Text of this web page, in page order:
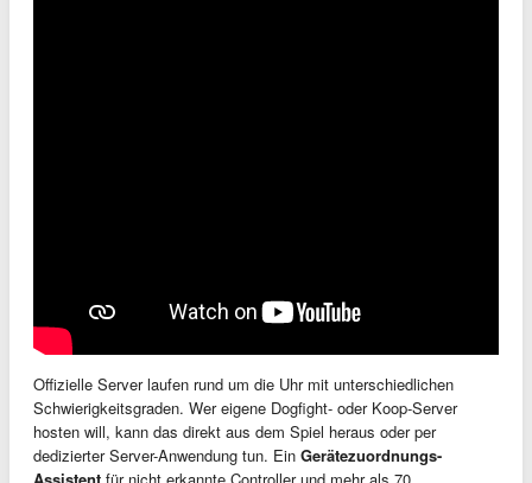
Offizielle Server laufen rund um die Uhr mit unterschiedlichen
Schwierigkeitsgraden. Wer eigene Dogfight- oder Koop-Server
hosten will, kann das direkt aus dem Spiel heraus oder per
dedizierter Server-Anwendung tun. Ein Gerätezuordnungs-
Assistent für nicht erkannte Controller und mehr als 70